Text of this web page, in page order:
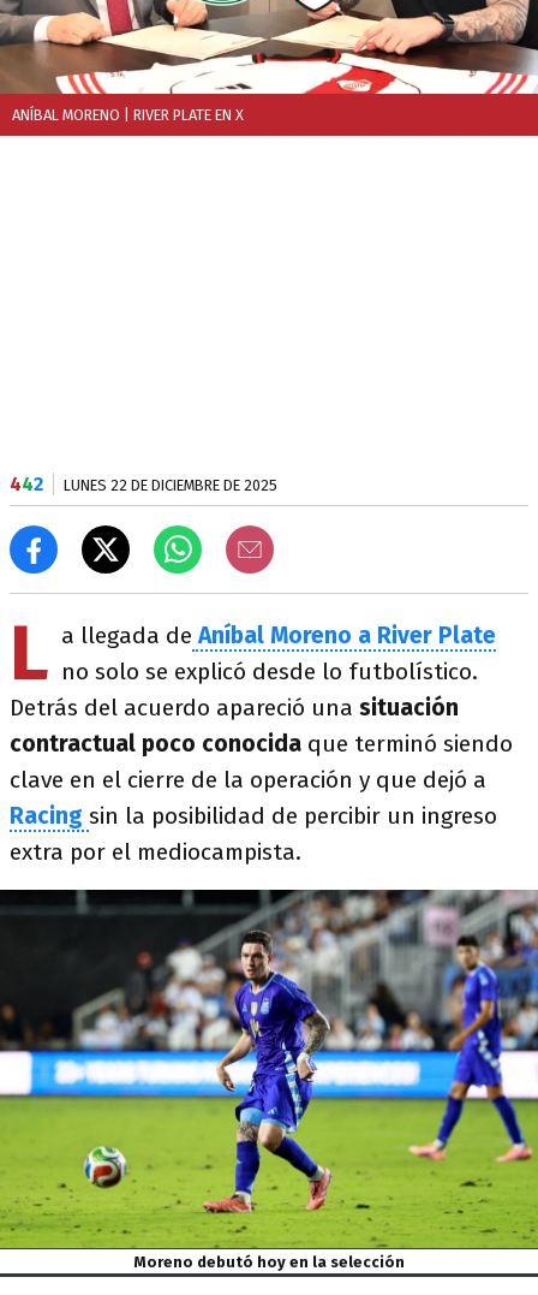
ANÍBAL MORENO | RIVER PLATE EN X
442 LUNES 22 DE DICIEMBRE DE 2025
L a llegada de Aníbal Moreno a River Plate
no solo se explicó desde lo futbolístico.
Detrás del acuerdo apareció una situación
contractual poco conocida que terminó siendo
clave en el cierre de la operación y que dejó a
Racing sin la posibilidad de percibir un ingreso
extra por el mediocampista.
Moreno debutó hoy en la selección